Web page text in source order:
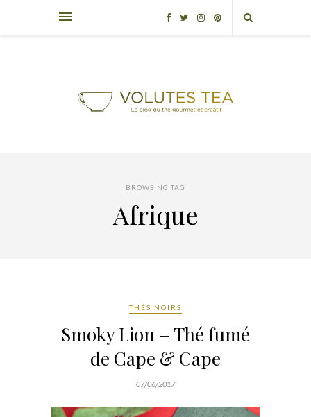
BROWSING TAG
Afrique
THÉS NOIRS
Smoky Lion – Thé fumé
de Cape & Cape
07/06/2017